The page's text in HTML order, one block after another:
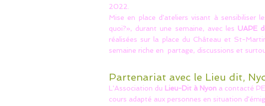
2022.
Mise en place d'ateliers visant à sensibiliser
quoi?», durant une semaine, avec les UAPE
réalisées sur la place du Château et St-
semaine riche en partage, discussions et
Partenariat avec le Lieu dit,
L'Association du Lieu-Dit à Nyon a contacté
cours adapté aux personnes en situation